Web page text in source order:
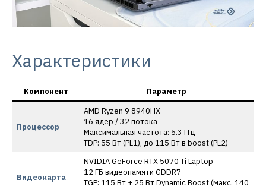
Характеристики
Компонент Параметр
Процессор
AMD Ryzen 9 8940HX
16 ядер / 32 потока
Максимальная частота: 5.3 ГГц
TDP: 55 Вт (PL1), до 115 Вт в boost (PL2)
Видеокарта
NVIDIA GeForce RTX 5070 Ti Laptop
12 ГБ видеопамяти GDDR7
TGP: 115 Вт + 25 Вт Dynamic Boost (макс. 140